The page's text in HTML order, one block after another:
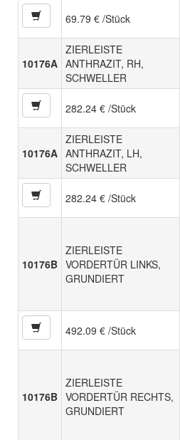
69.79 € /Stück
10176A
ZIERLEISTE
ANTHRAZIT, RH,
SCHWELLER
282.24 € /Stück
10176A
ZIERLEISTE
ANTHRAZIT, LH,
SCHWELLER
282.24 € /Stück
10176B
ZIERLEISTE
VORDERTÜR LINKS,
GRUNDIERT
492.09 € /Stück
10176B
ZIERLEISTE
VORDERTÜR RECHTS,
GRUNDIERT